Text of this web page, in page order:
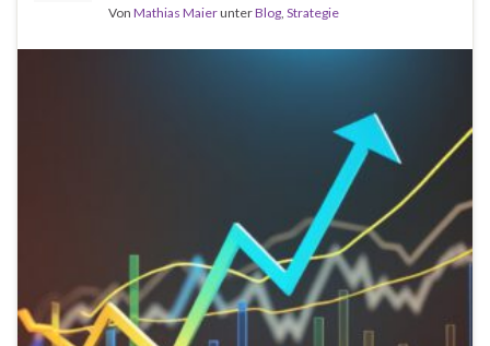
Von Mathias MaierunterBlog Strategie